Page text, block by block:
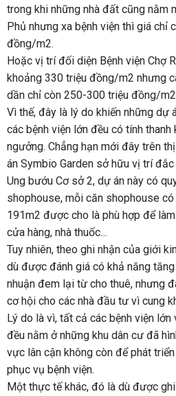
trong khi những nhà đất cũng nằm
Phủ nhưng xa bệnh viện thì giá chỉ
đồng/m2.
Hoặc vị trí đối diện Bệnh viện Chợ
khoảng 330 triệu đồng/m2 nhưng
dần chỉ còn 250-300 triệu đồng/
Vì thế, đây là lý do khiến những dự
các bệnh viện lớn đều có tính
ngưởng. Chẳng hạn mới đây trên
án Symbio Garden sở hữu vị trí
Ung bướu Cơ sở 2, dự án này có
shophouse, mỗi căn shophouse
191m2 được cho là phù hợp để
cửa hàng, nhà thuốc…
Tuy nhiên, theo ghi nhận của giới
dù được đánh giá có khả năng
nhuận đem lại từ cho thuê, nhưng
cơ hội cho các nhà đầu tư vì cung
Lý do là vì, tất cả các bệnh viện
đều nằm ở những khu dân cư đã
vực lân cận không còn để phát
phục vụ bệnh viện.
Một thực tế khác, đó là dù được